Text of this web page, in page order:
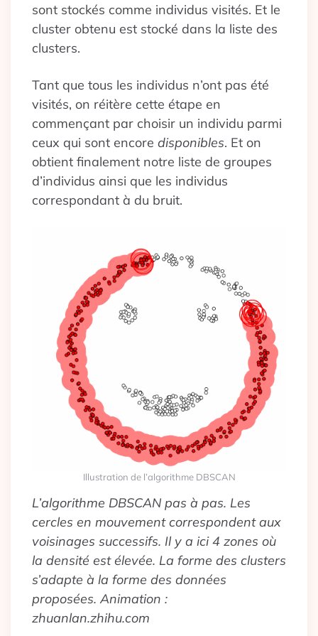
sont stockés comme individus visités. Et le
cluster obtenu est stocké dans la liste des
clusters.
Tant que tous les individus n’ont pas été
visités, on réitère cette étape en
commençant par choisir un individu parmi
ceux qui sont encore disponibles. Et on
obtient finalement notre liste de groupes
d’individus ainsi que les individus
correspondant à du bruit.
Illustration de l’algorithme DBSCAN
L’algorithme DBSCAN pas à pas. Les
cercles en mouvement correspondent aux
voisinages successifs. Il y a ici 4 zones où
la densité est élevée. La forme des clusters
s’adapte à la forme des données
proposées. Animation :
zhuanlan.zhihu.com